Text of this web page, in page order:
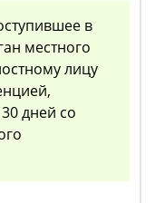
в
местного
лицу
дней со